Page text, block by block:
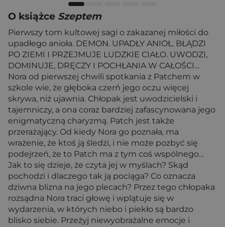
O książce Szeptem
Pierwszy tom kultowej sagi o zakazanej miłości do
upadłego anioła. DEMON. UPADŁY ANIOŁ. BŁĄDZI
PO ZIEMI I PRZEJMUJE LUDZKIE CIAŁO. UWODZI,
DOMINUJE, DRĘCZY I POCHŁANIA W CAŁOŚCI…
Nora od pierwszej chwili spotkania z Patchem w
szkole wie, że głęboka czerń jego oczu więcej
skrywa, niż ujawnia. Chłopak jest uwodzicielski i
tajemniczy, a ona coraz bardziej zafascynowana jego
enigmatyczną charyzmą. Patch jest także
przerażający. Od kiedy Nora go poznała, ma
wrażenie, że ktoś ją śledzi, i nie może pozbyć się
podejrzeń, że to Patch ma z tym coś wspólnego…
Jak to się dzieje, że czyta jej w myślach? Skąd
pochodzi i dlaczego tak ją pociąga? Co oznacza
dziwna blizna na jego plecach? Przez tego chłopaka
rozsądna Nora traci głowę i wplątuje się w
wydarzenia, w których niebo i piekło są bardzo
blisko siebie. Przeżyj niewyobrażalne emocje i